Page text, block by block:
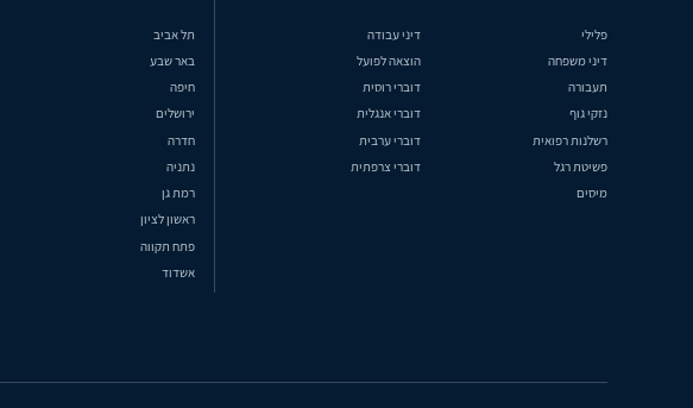
פלילי
דיני עבודה
דיני משפחה
הוצאה לפועל
תעבורה
דוברי רוסית
נזקי גוף
דוברי אנגלית
רשלנות רפואית
דוברי ערבית
פשיטת רגל
דוברי צרפתית
מיסים
תל אביב
באר שבע
חיפה
ירושלים
חדרה
נתניה
רמת גן
ראשון לציון
פתח תקווה
אשדוד